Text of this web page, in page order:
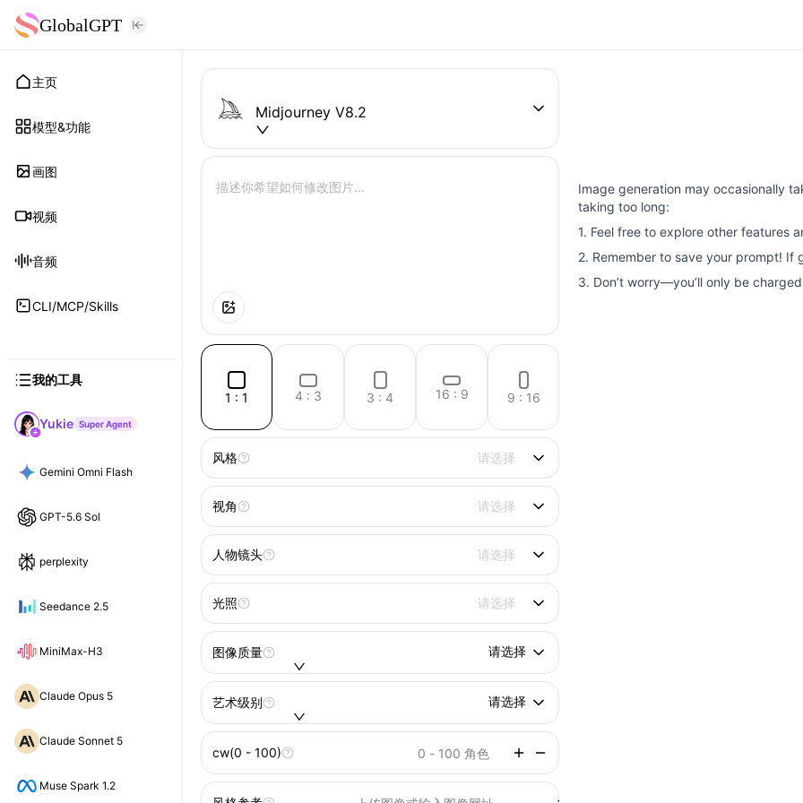
GlobalGPT
主页
模型&功能
画图
视频
音频
CLI/MCP/Skills
我的工具
Yukie Super Agent
Gemini Omni Flash
GPT-5.6 Sol
perplexity
Seedance 2.5
MiniMax-H3
Claude Opus 5
Claude Sonnet 5
Muse Spark 1.2
Midjourney V8.2
1 : 1 4 : 3 3 : 4 16 : 9 9 : 16
风格 请选择
视角 请选择
人物镜头 请选择
光照 请选择
图像质量 请选择
艺术级别 请选择
cw(0 - 100)
Image generation may occasionally
taking too long:
1. Feel free to explore other features
2. Remember to save your prompt! If
3. Don’t worry—you’ll only be